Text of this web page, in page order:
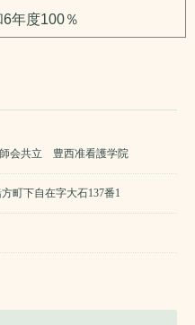
度100％
会共立 豊西准看護学院
町下自在字大石137番1